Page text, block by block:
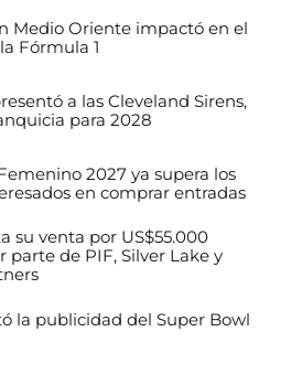
Medio Oriente impactó en el
Fórmula 1
a las Cleveland Sirens,
para 2028
2027 ya supera los
en comprar entradas
su venta por US$55.000
parte de PIF, Silver Lake y
la publicidad del Super Bowl